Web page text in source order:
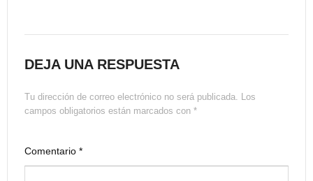
DEJA UNA RESPUESTA
Tu dirección de correo electrónico no será publicada. Los
campos obligatorios están marcados con *
Comentario *